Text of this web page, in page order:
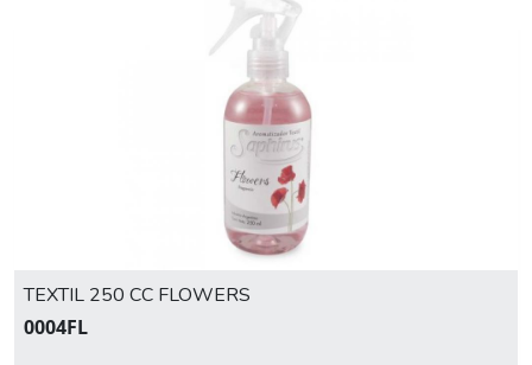
TEXTIL 250 CC FLOWERS
0004FL